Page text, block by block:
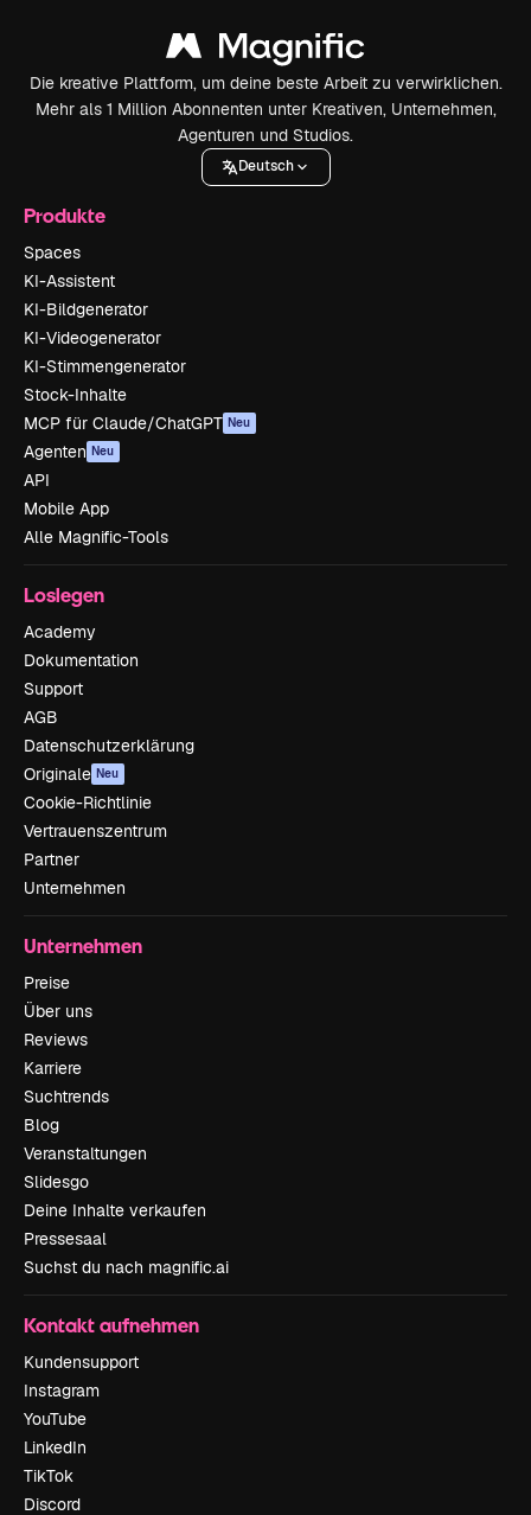
Die kreative Plattform, um deine beste Arbeit zu verwirklichen.
Mehr als 1 Million Abonnenten unter Kreativen, Unternehmen,
Agenturen und Studios.
Deutsch
Produkte
Spaces
KI-Assistent
KI-Bildgenerator
KI-Videogenerator
KI-Stimmengenerator
Stock-Inhalte
MCP für Claude/ChatGPT Neu
Agenten Neu
API
Mobile App
Alle Magnific-Tools
Loslegen
Academy
Dokumentation
Support
AGB
Datenschutzerklärung
Originale Neu
Cookie-Richtlinie
Vertrauenszentrum
Partner
Unternehmen
Unternehmen
Preise
Über uns
Reviews
Karriere
Suchtrends
Blog
Veranstaltungen
Slidesgo
Deine Inhalte verkaufen
Pressesaal
Suchst du nach magnific.ai
Kontakt aufnehmen
Kundensupport
Instagram
YouTube
LinkedIn
TikTok
Discord